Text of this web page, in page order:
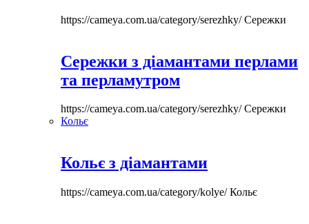
https://cameya.com.ua/category/serezhky/Сережки
Сережки з діамантами перлами
та перламутром
https://cameya.com.ua/category/serezhky/Сережки
Кольє
Кольє з діамантами
https://cameya.com.ua/category/kolye/Кольє